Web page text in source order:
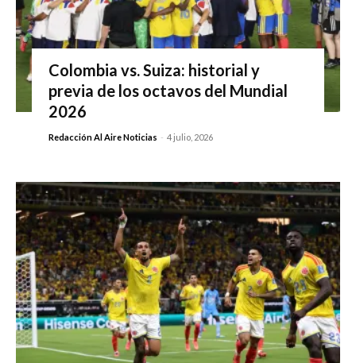
Colombia vs. Suiza: historial y
previa de los octavos del Mundial
2026
Redacción Al Aire Noticias - 4 julio, 2026